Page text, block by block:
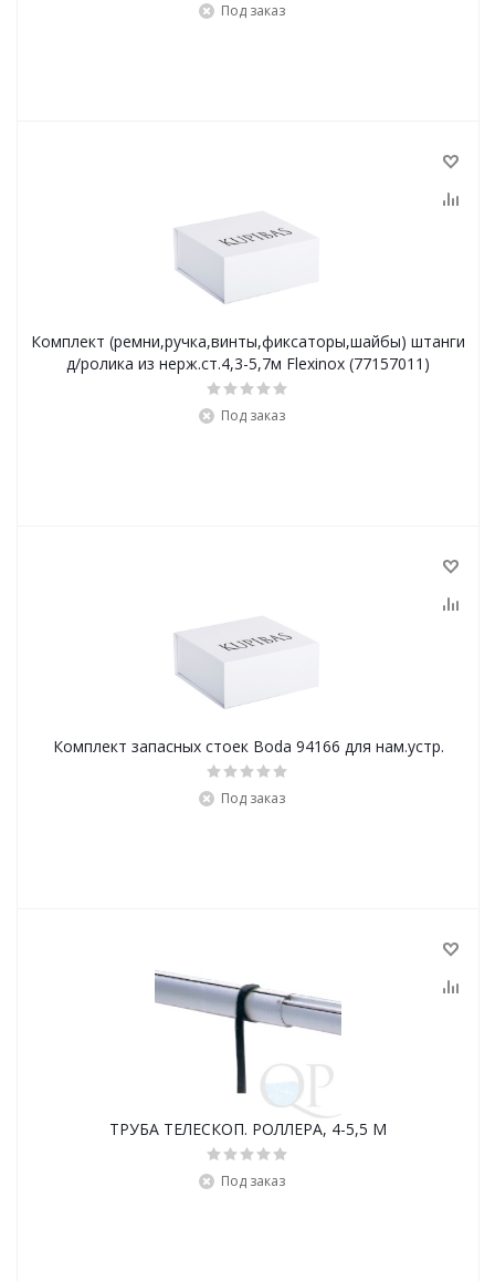
Под заказ
Комплект (ремни,ручка,винты,фиксаторы,шайбы) штанги
д/ролика из нерж.ст.4,3-5,7м Flexinox (77157011)
Под заказ
Комплект запасных стоек Boda 94166 для нам.устр.
Под заказ
ТРУБА ТЕЛЕСКОП. РОЛЛЕРА, 4-5,5 М
Под заказ